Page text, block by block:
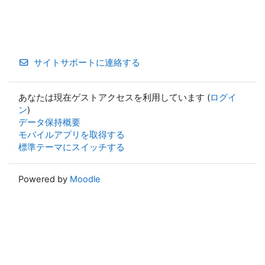
サイトサポートに連絡する
あなたは現在ゲストアクセスを利用しています (ログイ
ン)
データ保持概要
モバイルアプリを取得する
標準テーマにスイッチする
Powered by Moodle